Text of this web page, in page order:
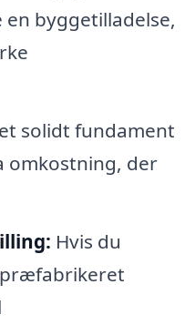
byggetilladelse,
solidt fundament
omkostning, der
Hvis du